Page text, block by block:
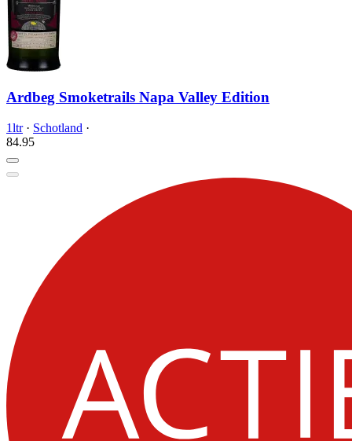
Ardbeg Smoketrails Napa Valley Edition
1ltr· Schotland ·
84.95